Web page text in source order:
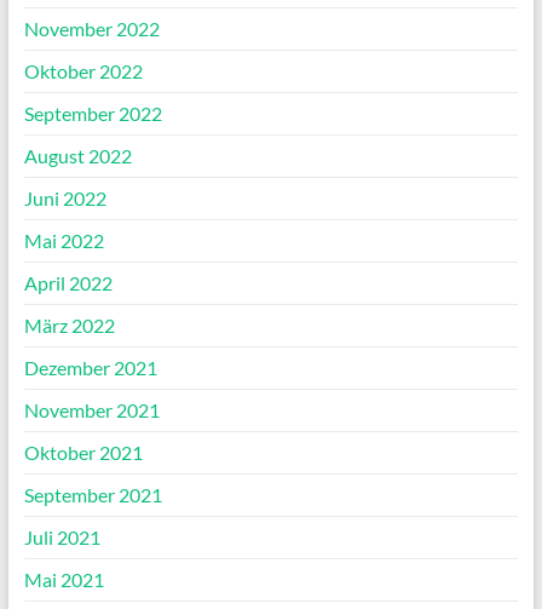
November 2022
Oktober 2022
September 2022
August 2022
Juni 2022
Mai 2022
April 2022
März 2022
Dezember 2021
November 2021
Oktober 2021
September 2021
Juli 2021
Mai 2021